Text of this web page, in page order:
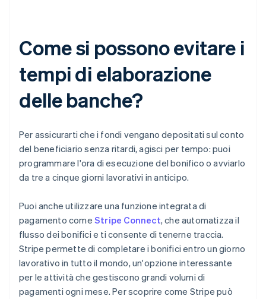
Come si possono evitare i
tempi di elaborazione
delle banche?
Per assicurarti che i fondi vengano depositati sul conto
del beneficiario senza ritardi, agisci per tempo: puoi
programmare l'ora di esecuzione del bonifico o avviarlo
da tre a cinque giorni lavorativi in anticipo.
Puoi anche utilizzare una funzione integrata di
pagamento come Stripe Connect, che automatizza il
flusso dei bonifici e ti consente di tenerne traccia.
Stripe permette di completare i bonifici entro un giorno
lavorativo in tutto il mondo, un'opzione interessante
per le attività che gestiscono grandi volumi di
pagamenti ogni mese. Per scoprire come Stripe può